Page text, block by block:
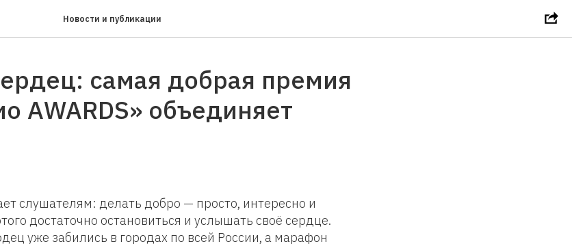
Новости и публикации
самая добрая премия
AWARDS» объединяет
слушателям: делать добро — просто, интересно и
достаточно остановиться и услышать своё сердце.
уже забились в городах по всей России, а марафон